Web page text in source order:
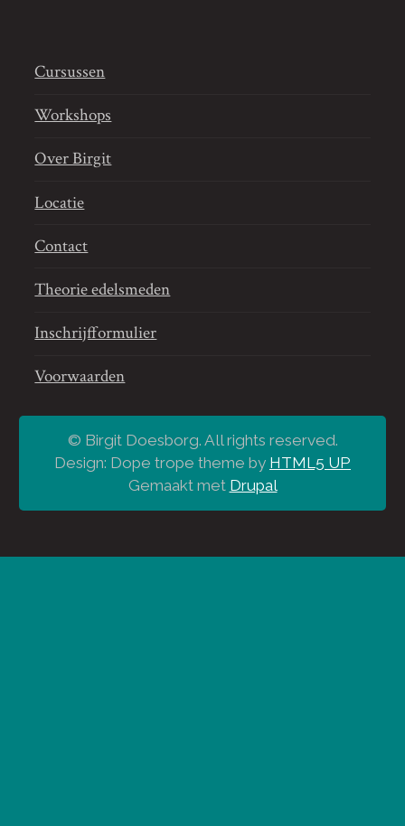
Cursussen
Workshops
Over Birgit
Locatie
Contact
Theorie edelsmeden
Inschrijfformulier
Voorwaarden
© Birgit Doesborg. All rights reserved.
Design: Dope trope theme by HTML5 UP
Gemaakt met Drupal